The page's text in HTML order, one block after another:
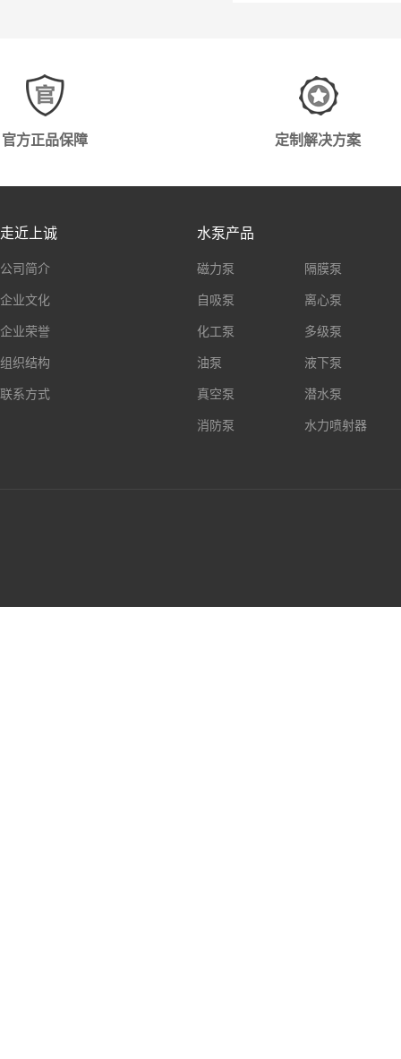
官方正品保障 定制解决方案
走近上诚
公司简介
企业文化
企业荣誉
组织结构
联系方式
水泵产品
磁力泵 隔膜泵
自吸泵 离心泵
化工泵 多级泵
油泵 液下泵
真空泵 潜水泵
消防泵 水力喷射器